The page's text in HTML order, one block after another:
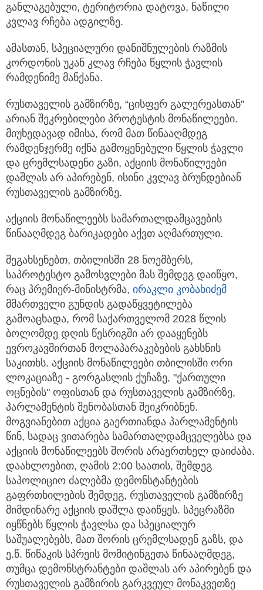
განლაგებული, ტერიტორია დატოვა, ნაწილი
კვლავ რჩება ადგილზე.
ამასთან, სპეციალური დანიშნულების რაზმის
კორდონის უკან კლავ რჩება წყლის ჭავლის
რამდენიმე მანქანა.
რუსთაველის გამზირზე, “ცისფერ გალერეასთან”
არიან შეკრებილები პროტესტის მონაწილეები.
მიუხედავად იმისა, რომ მათ წინააღმდეგ
რამდენჯერმე იქნა გამოყენებული წყლის ჭავლი
და ცრემლსადენი გაზი, აქციის მონაწილეები
დაშლას არ აპირებენ, ისინი კვლავ ბრუნდებიან
რუსთაველის გამზირზე.
აქციის მონაწილეებს სამართალდამცავების
წინააღმდეგ ბარიკადები აქვთ აღმართული.
შეგახსენებთ, თბილისში 28 ნოემბერს,
საპროტესტო გამოსვლები მას შემდეგ დაიწყო,
რაც პრემიერ-მინისტრმა, ირაკლი კობახიძემ
მმართველი გუნდის გადაწყვეტილება
გამოაცხადა, რომ საქართველომ 2028 წლის
ბოლომდე დღის წესრიგში არ დააყენებს
ევროკავშირთან მოლაპარაკებების გახსნის
საკითხს. აქციის მონაწილეები თბილისში ორი
ლოკაციაზე - გორგასლის ქუჩაზე, "ქართული
ოცნების" ოფისთან და რუსთაველის გამზირზე,
პარლამენტის შენობასთან შეიკრიბნენ.
მოგვიანებით აქცია გაერთიანდა პარლამენტის
წინ, სადაც ვითარება სამართალდამცველებსა და
აქციის მონაწილეებს შორის არაერთხელ დაიძაბა.
დაახლოებით, ღამის 2:00 საათის, შემდეგ
საპოლიციო ძალებმა დემონსტანტების
გაფრთხილების შემდეგ, რუსთაველის გამზირზე
მიმდინარე აქციის დაშლა დაიწყეს. სპეცრაზმი
იყწნებს წყლის ჭავლსა და სპეციალურ
საშუალებებს, მათ შორის ცრემლსადენ გაზს, და
ე.წ. წიწაკის სპრეის მომიტინგეთა წინააღმდეგ,
თუმცა დემონსტრანტები დაშლას არ აპირებენ და
რუსთაველის გამზირის გარკვეულ მონაკვეთზე